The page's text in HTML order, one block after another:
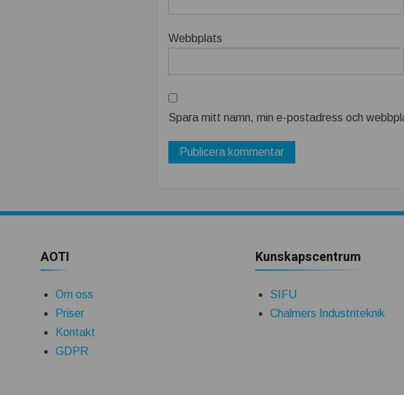
Webbplats
Spara mitt namn, min e-postadress och
AOTI
Om oss
Priser
Kontakt
GDPR
Kunskapscentrum
SIFU
Chalmers Industriteknik